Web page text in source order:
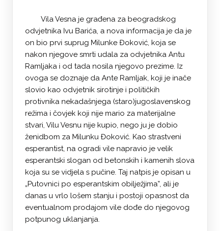
Vila Vesna je građena za beogradskog
odvjetnika Ivu Barića, a nova informacija je da je
on bio prvi suprug Milunke Đoković, koja se
nakon njegove smrti udala za odvjetnika Antu
Ramljaka i od tada nosila njegovo prezime. Iz
ovoga se doznaje da Ante Ramljak, koji je inače
slovio kao odvjetnik sirotinje i političkih
protivnika nekadašnjega (staro)jugoslavenskog
režima i čovjek koji nije mario za materijalne
stvari, Vilu Vesnu nije kupio, nego ju je dobio
ženidbom za Milunku Đoković. Kao strastveni
esperantist, na ogradi vile napravio je velik
esperantski slogan od betonskih i kamenih slova
koja su se vidjela s pučine. Taj natpis je opisan u
„Putovnici po esperantskim obilježjima”, ali je
danas u vrlo lošem stanju i postoji opasnost da
eventualnom prodajom vile dođe do njegovog
potpunog uklanjanja.